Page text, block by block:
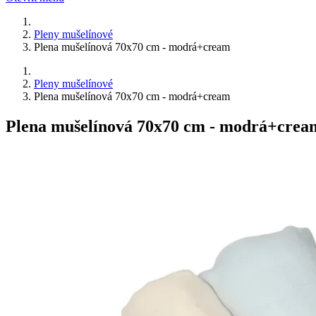
Pleny mušelínové
Plena mušelínová 70x70 cm - modrá+cream
Pleny mušelínové
Plena mušelínová 70x70 cm - modrá+cream
Plena mušelínová 70x70 cm -